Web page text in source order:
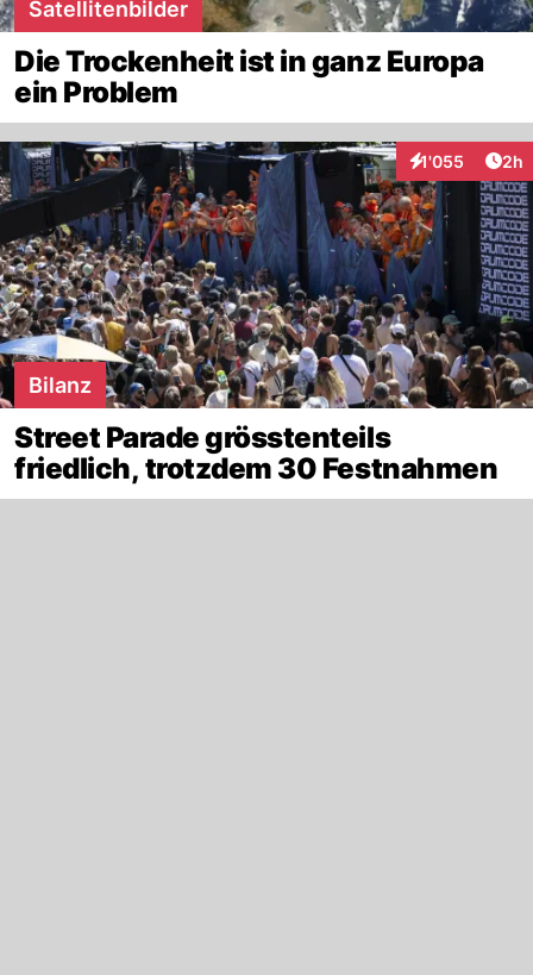
Satellitenbilder
Die Trockenheit ist in ganz Europa
ein Problem
1'055
Interaktionen2h
Bilanz
Street Parade grösstenteils
friedlich, trotzdem 30 Festnahmen